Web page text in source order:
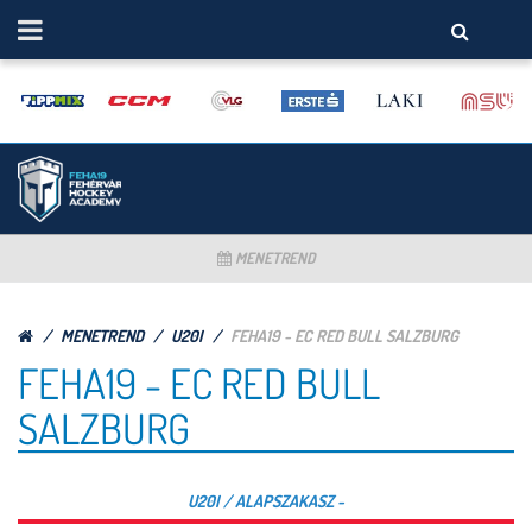
MENETREND
MENETREND U20I FEHA19 - EC RED BULL SALZBURG
FEHA19 - EC RED BULL
SALZBURG
U20I / ALAPSZAKASZ -